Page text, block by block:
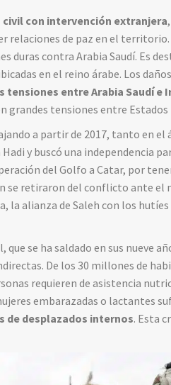
civil con intervención extranjera
relaciones de paz en el
duras contra Arabia Saudí. Es
en el reino árabe. Los
entre Arabia Saudí e
tensiones entre Estados
a partir de 2017, tanto en
y buscó una independencia
del Golfo a Catar, por
se retiraron del conflicto ante
la alianza de Saleh con los
se ha saldado en sus nueve
De los 30 millones de
requieren de asistencia
embarazadas o lactantes
de desplazados internos. Esta